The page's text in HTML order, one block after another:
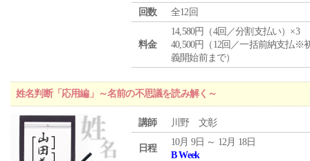
回数
全12回
料金
14,580円（4回／分割支払い）×3
40,500円（12回／一括前納支払※
義開始前まで）
姓名判断「応用編」～名前の不思議を読み解く～
講師 川野 文彰
日程
10月 9日 ～ 12月 18日
B Week